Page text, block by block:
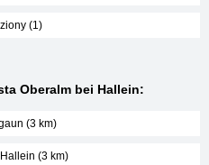
(1)
Oberalm bei Hallein:
(3 km)
(3 km)